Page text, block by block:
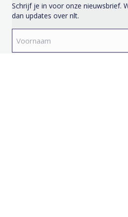
Schrijf je in voor onze nieuwsbrief.
dan updates over nlt.
Voornaam
*